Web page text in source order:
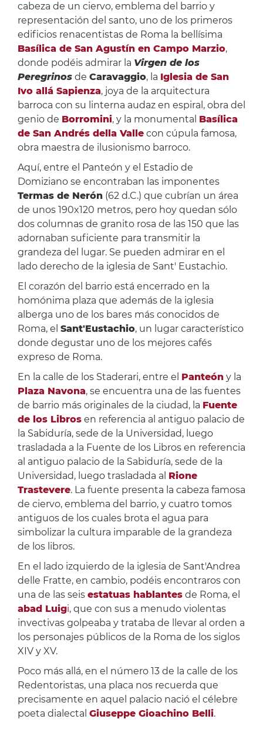
cabeza de un ciervo, emblema del barrio y
representación del santo, uno de los primeros
edificios renacentistas de Roma la bellísima
Basílica de San Agustín en Campo Marzio,
donde podéis admirar la Virgen de los
Peregrinosde Caravaggio, la Iglesia de San
Ivo allá Sapienza, joya de la arquitectura
barroca con su linterna audaz en espiral, obra del
genio de Borromini, y la monumental Basílica
de San Andrés della Vallecon cúpula famosa,
obra maestra de ilusionismo barroco.
Aquí, entre el Panteón y el Estadio de
Domiziano se encontraban las imponentes
Termas de Nerón(62 d.C.) que cubrían un área
de unos 190x120 metros, pero hoy quedan sólo
dos columnas de granito rosa de las 150 que las
adornaban suficiente para transmitir la
grandeza del lugar. Se pueden admirar en el
lado derecho de la iglesia de Sant' Eustachio.
El corazón del barrio está encerrado en la
homónima plaza que además de la iglesia
alberga uno de los bares más conocidos de
Roma, el Sant'Eustachio, un lugar característico
donde degustar uno de los mejores cafés
expreso de Roma.
En la calle de los Staderari, entre el Panteóny la
Plaza Navona, se encuentra una de las fuentes
de barrio más originales de la ciudad, la Fuente
de los Librosen referencia al antiguo palacio de
la Sabiduría, sede de la Universidad, luego
trasladada a la Fuente de los Libros en referencia
al antiguo palacio de la Sabiduría, sede de la
Universidad, luego trasladada al Rione
Trastevere. La fuente presenta la cabeza famosa
de ciervo, emblema del barrio, y cuatro tomos
antiguos de los cuales brota el agua para
simbolizar la cultura imparable de la grandeza
de los libros.
En el lado izquierdo de la iglesia de Sant'Andrea
delle Fratte, en cambio, podéis encontraros con
una de las seis estatuas hablantesde Roma, el
abad Luigi, que con sus a menudo violentas
invectivas golpeaba y trataba de llevar al orden a
los personajes públicos de la Roma de los siglos
XIV y XV.
Poco más allá, en el número 13 de la calle de los
Redentoristas, una placa nos recuerda que
precisamente en aquel palacio nació el célebre
poeta dialectal Giuseppe Gioachino Belli.